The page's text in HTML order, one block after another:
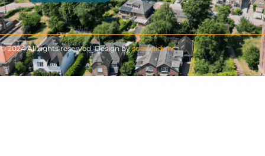
© 2024 All rights reserved. Design bysoestgids.nl